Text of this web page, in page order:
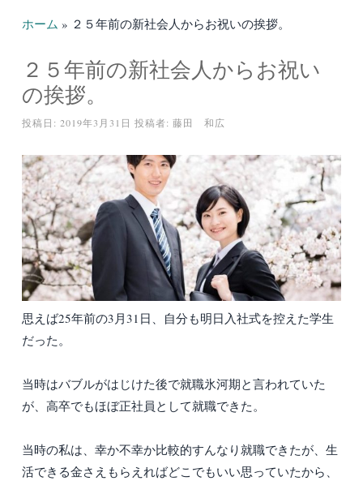
ホーム » ２５年前の新社会人からお祝いの挨拶。
２５年前の新社会人からお祝い
の挨拶。
投稿日: 2019年3月31日 投稿者: 藤田 和広
思えば25年前の3月31日、自分も明日入社式を控えた学生
だった。
当時はバブルがはじけた後で就職氷河期と言われていた
が、高卒でもほぼ正社員として就職できた。
当時の私は、幸か不幸か比較的すんなり就職できたが、生
活できる金さえもらえればどこでもいい思っていたから、